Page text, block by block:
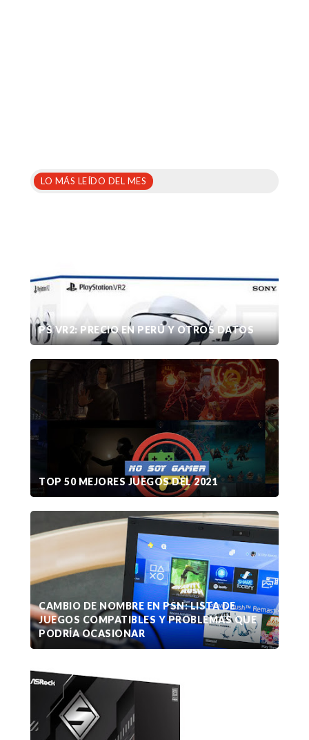
LO MÁS LEÍDO DEL MES
PS VR2: PRECIO EN PERÚ Y OTROS DATOS
TOP 50 MEJORES JUEGOS DEL 2021
CAMBIO DE NOMBRE EN PSN: LISTA DE
JUEGOS COMPATIBLES Y PROBLEMAS QUE
PODRÍA OCASIONAR